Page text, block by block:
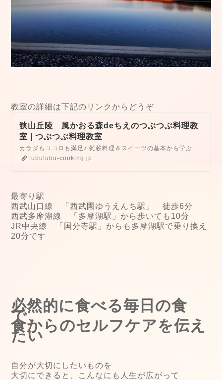
教室の詳細は下記のリンクからどうぞ
狭山丘陵 風かおる森deちえのつぶつぶ料理教
室 | つぶつぶ料理教室
カラダもココロも満足♪ 雑穀料理＆スイーツの基本から学ぶお料理教室 / 入会金不要１回完結型レッスン
tubutubu-cooking.jp
最寄り駅
西武山口線 「西武園ゆうえんち駅」 徒歩6分
西武多摩湖線 「多摩湖駅」から歩いても10分
JR中央線 「国分寺駅」からも多摩湖駅で乗り換え
20分です
必然的に食べる毎日の食
で、
食からのセルフケアを伝え
たい
自分が大切にしたいものを
大切にできると、こんなにも人生が広がって